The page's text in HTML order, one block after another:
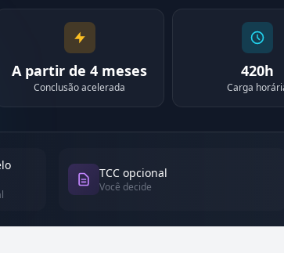
A partir de 4 meses
Conclusão acelerada
420h
Carga
TCC opcional
Você decide